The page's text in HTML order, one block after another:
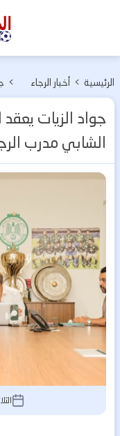
الرئيسية > أخبار الرجاء
>
جواد الزيات
الشابي مدرب
الثلاثاء 8